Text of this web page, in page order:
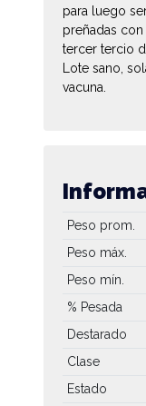
para luego
preñadas
tercer tercio
Lote sano,
vacuna.
Peso prom.
Peso máx.
Peso mín.
% Pesada
Destarado
Clase
Estado